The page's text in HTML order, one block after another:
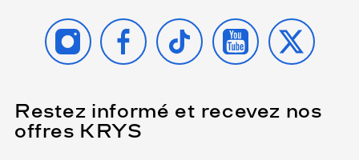
INSTAGRAMFACEBOOK
TIKTOK YOUTUBE
X
Restez informé et recevez nos
offres KRYS
Name
(Ce
champ
est